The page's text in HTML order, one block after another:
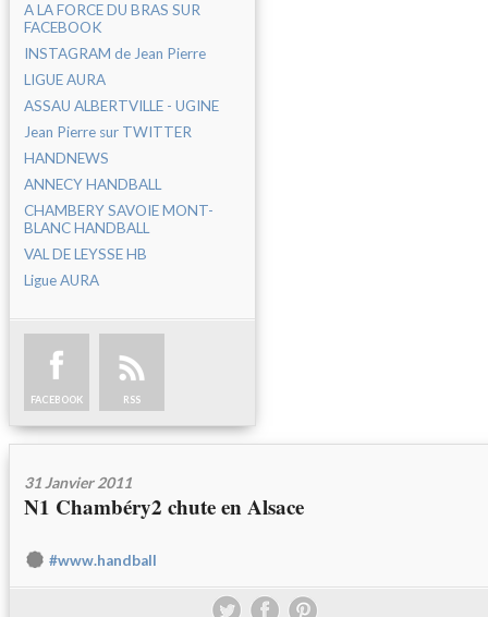
A LA FORCE DU BRAS SUR
FACEBOOK
INSTAGRAM de Jean Pierre
LIGUE AURA
ASSAU ALBERTVILLE - UGINE
Jean Pierre sur TWITTER
HANDNEWS
ANNECY HANDBALL
CHAMBERY SAVOIE MONT-
BLANC HANDBALL
VAL DE LEYSSE HB
Ligue AURA
FACEBOOK RSS
31 Janvier 2011
N1 Chambéry2 chute en Alsace
#www.handball